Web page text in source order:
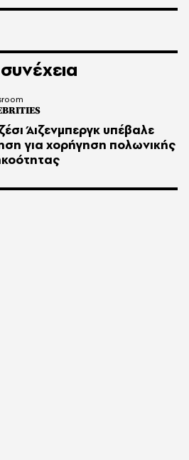
Άιζενμπεργκ υπέβαλε
για χορήγηση πολωνικής